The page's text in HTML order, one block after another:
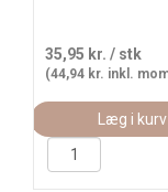
35,95 kr. / stk
(44,94 kr. inkl.
Læg i kurv